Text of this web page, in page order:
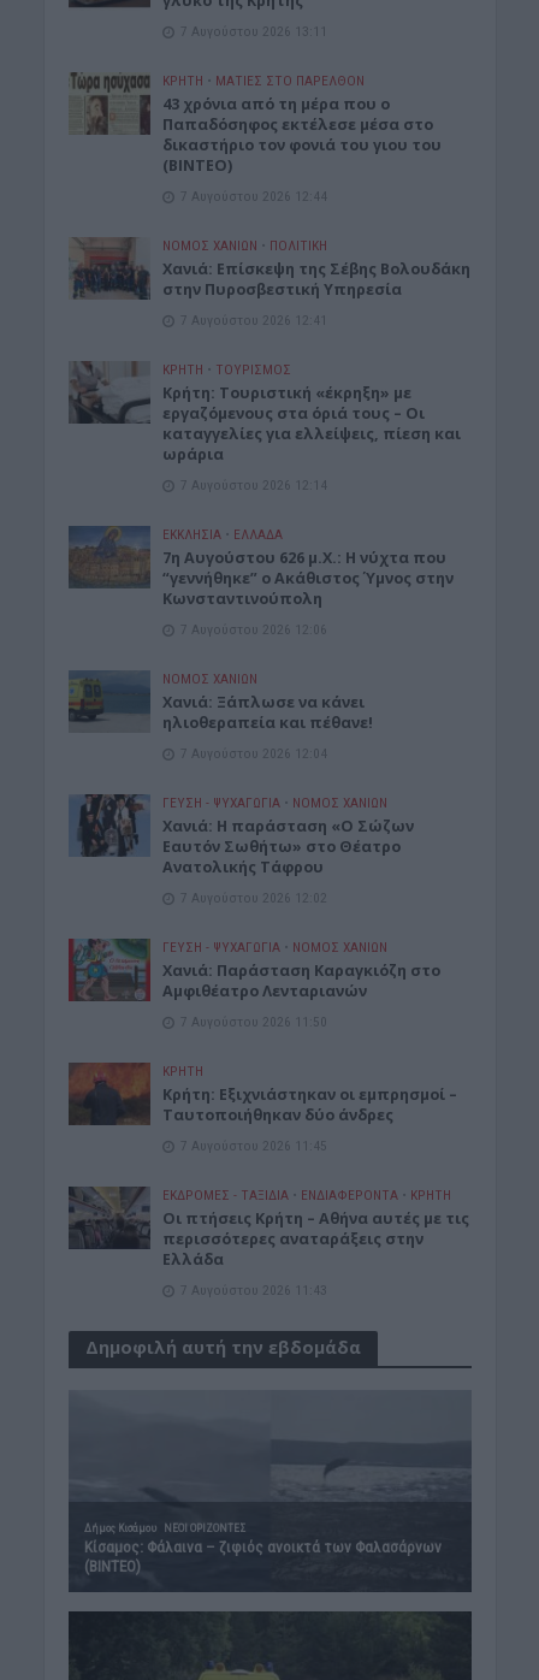
7 Αυγούστου 2026 13:11
ΚΡΗΤΗ • ΜΑΤΙΕΣ ΣΤΟ ΠΑΡΕΛΘΟΝ
43 χρόνια από τη μέρα που ο
Παπαδόσηφος εκτέλεσε μέσα στο
δικαστήριο τον φονιά του γιου του
(ΒΙΝΤΕΟ)
7 Αυγούστου 2026 12:44
ΝΟΜΌΣ ΧΑΝΊΩΝ • ΠΟΛΙΤΙΚΗ
Xανιά: Επίσκεψη της Σέβης Βολουδάκη
στην Πυροσβεστική Υπηρεσία
7 Αυγούστου 2026 12:41
ΚΡΗΤΗ • ΤΟΥΡΙΣΜΟΣ
Κρήτη: Τουριστική «έκρηξη» με
εργαζόμενους στα όριά τους – Οι
καταγγελίες για ελλείψεις, πίεση και
ωράρια
7 Αυγούστου 2026 12:14
ΕΚΚΛΗΣΙΑ • ΕΛΛΑΔΑ
7η Αυγούστου 626 μ.Χ.: Η νύχτα που
“γεννήθηκε” ο Ακάθιστος Ύμνος στην
Κωνσταντινούπολη
7 Αυγούστου 2026 12:06
ΝΟΜΌΣ ΧΑΝΊΩΝ
Χανιά: Ξάπλωσε να κάνει
ηλιοθεραπεία και πέθανε!
7 Αυγούστου 2026 12:04
ΓΕΎΣΗ - ΨΥΧΑΓΩΓΊΑ • ΝΟΜΌΣ ΧΑΝΊΩΝ
Χανιά: Η παράσταση «Ο Σώζων
Εαυτόν Σωθήτω» στο Θέατρο
Ανατολικής Τάφρου
7 Αυγούστου 2026 12:02
ΓΕΎΣΗ - ΨΥΧΑΓΩΓΊΑ • ΝΟΜΌΣ ΧΑΝΊΩΝ
Xανιά: Παράσταση Καραγκιόζη στο
Αμφιθέατρο Λενταριανών
7 Αυγούστου 2026 11:50
ΚΡΗΤΗ
Κρήτη: Εξιχνιάστηκαν οι εμπρησμοί –
Ταυτοποιήθηκαν δύο άνδρες
7 Αυγούστου 2026 11:45
ΕΚΔΡΟΜΈΣ - ΤΑΞΊΔΙΑ • ΕΝΔΙΑΦΕΡΟΝΤΑ • ΚΡΗΤΗ
Οι πτήσεις Κρήτη – Αθήνα αυτές με τις
περισσότερες αναταράξεις στην
Ελλάδα
7 Αυγούστου 2026 11:43
Δημοφιλή αυτή την εβδομάδα